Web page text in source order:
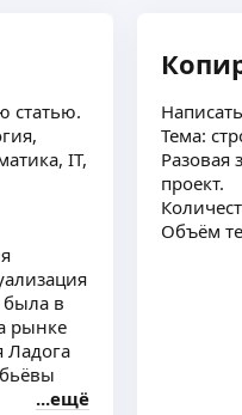
статью.
IT,
была в
рынке
Ладога
ещё
Тема:
Разовая
проект.
Объём